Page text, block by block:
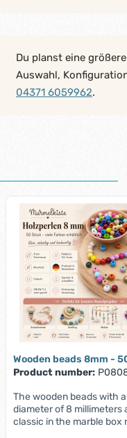
Du planst eine
Auswahl,
04371 6059962.
Wooden beads 8mm -
Product number:
The wooden beads with a
diameter of 8 millimeters
classic in the marble box